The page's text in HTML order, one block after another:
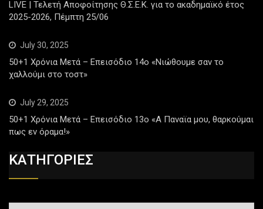
LIVE | Τελετή Αποφοίτησης Θ.Σ.Ε.Κ. για το ακαδημαϊκό έτος
2025-2026, Πέμπτη 25/06
July 30, 2025
50+1 Χρόνια Μετά – Επεισόδιο 14ο «Νιώθουμε σαν το
χαλλούμι στο τοστ»
July 29, 2025
50+1 Χρόνια Μετά – Επεισόδιο 13ο «Α Παναϊα μου, θαρκούμαι
πως εν όραμα!»
ΚΑΤΗΓΟΡΙΕΣ